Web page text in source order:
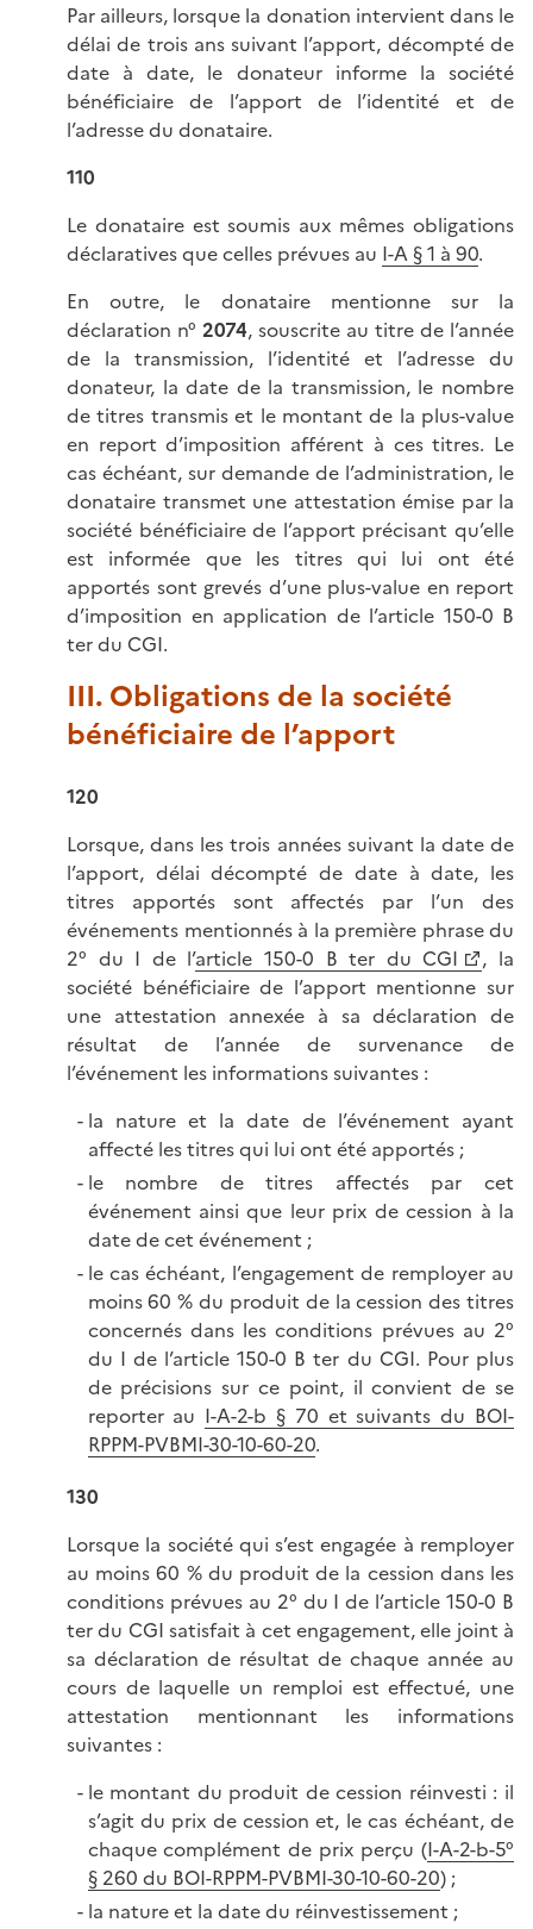
Par ailleurs, lorsque la donation intervient dans le
délai de trois ans suivant l’apport, décompté de
date à date, le donateur informe la société
bénéficiaire de l’apport de l’identité et de
l’adresse du donataire.
110
Le donataire est soumis aux mêmes obligations
déclaratives que celles prévues au I-A § 1 à 90.
En outre, le donataire mentionne sur la
déclaration n° 2074, souscrite au titre de l’année
de la transmission, l’identité et l’adresse du
donateur, la date de la transmission, le nombre
de titres transmis et le montant de la plus-value
en report d’imposition afférent à ces titres. Le
cas échéant, sur demande de l’administration, le
donataire transmet une attestation émise par la
société bénéficiaire de l’apport précisant qu’elle
est informée que les titres qui lui ont été
apportés sont grevés d’une plus-value en report
d’imposition en application de l’article 150-0 B
ter du CGI.
III. Obligations de la société
bénéficiaire de l’apport
120
Lorsque, dans les trois années suivant la date de
l’apport, délai décompté de date à date, les
titres apportés sont affectés par l’un des
événements mentionnés à la première phrase du
2° du I de l’article 150-0 B ter du CGI
, la
société bénéficiaire de l’apport mentionne sur
une attestation annexée à sa déclaration de
résultat de l’année de survenance de
l’événement les informations suivantes :
la nature et la date de l’événement ayant
affecté les titres qui lui ont été apportés ;
le nombre de titres affectés par cet
événement ainsi que leur prix de cession à la
date de cet événement ;
le cas échéant, l’engagement de remployer au
moins 60 % du produit de la cession des titres
concernés dans les conditions prévues au 2°
du I de l’article 150-0 B ter du CGI. Pour plus
de précisions sur ce point, il convient de se
reporter au I-A-2-b § 70 et suivants du BOI-
RPPM-PVBMI-30-10-60-20.
130
Lorsque la société qui s’est engagée à remployer
au moins 60 % du produit de la cession dans les
conditions prévues au 2° du I de l’article 150-0 B
ter du CGI satisfait à cet engagement, elle joint à
sa déclaration de résultat de chaque année au
cours de laquelle un remploi est effectué, une
attestation mentionnant les informations
suivantes :
le montant du produit de cession réinvesti : il
s’agit du prix de cession et, le cas échéant, de
chaque complément de prix perçu (I-A-2-b-5°
§ 260 du BOI-RPPM-PVBMI-30-10-60-20) ;
la nature et la date du réinvestissement ;